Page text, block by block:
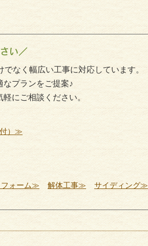
い／
なく幅広い工事に対応しています。
なプランをご提案♪
にご相談ください。
付）≫
フォーム≫ 解体工事≫ サイディング≫
サイディング